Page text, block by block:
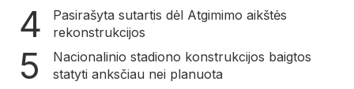
Pasirašyta sutartis dėl Atgimimo aikštės
rekonstrukcijos
Nacionalinio stadiono konstrukcijos baigtos
statyti anksčiau nei planuota